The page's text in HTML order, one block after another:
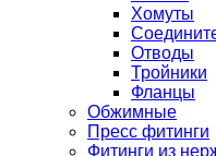
Хомуты
Отводы
Тройники
Фланцы
Обжимные
Пресс фитинги
Фитинги из